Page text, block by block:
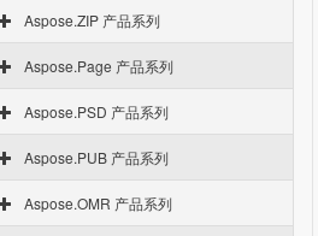
Aspose.ZIP 产品系列
Aspose.Page 产品系列
Aspose.PSD 产品系列
Aspose.PUB 产品系列
Aspose.OMR 产品系列